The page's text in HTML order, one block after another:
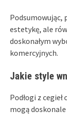
Podsumowując,
estetykę, ale
doskonałym
komercyjnych.
Jakie style
Podłogi z
mogą